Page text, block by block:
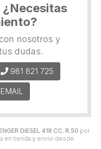
DIESEL 418 CC. R.50 por
en tienda y envío desde
¿Necesitas
nosotros y
dudas.
981 821 725